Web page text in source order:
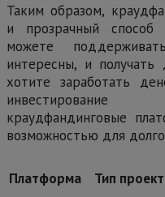
Таким образом,
и прозрачный
можете
интересны, и
хотите заработать
краудфандинговые
возможностью для
Платформа Тип